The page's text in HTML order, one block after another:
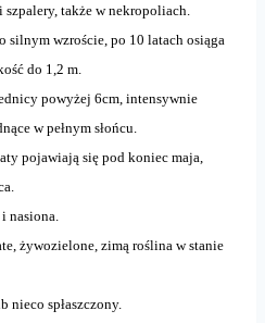
także w nekropoliach.
silnym wzroście, po 10 latach osiąga
do 1,2 m.
powyżej 6cm, intensywnie
w pełnym słońcu.
pojawiają się pod koniec maja,
nasiona.
żywozielone, zimą roślina w stanie
nieco spłaszczony.